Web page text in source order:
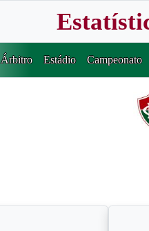
Árbitro Estádio Campeonato